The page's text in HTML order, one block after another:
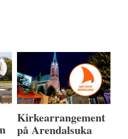
Kirkearrangement
på Arendalsuka